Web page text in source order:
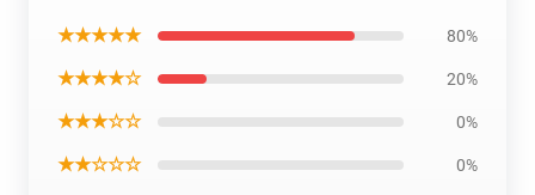
★★★★★ 80%
★★★★☆ 20%
★★★☆☆ 0%
★★☆☆☆ 0%